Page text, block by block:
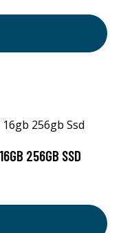
256GB SSD